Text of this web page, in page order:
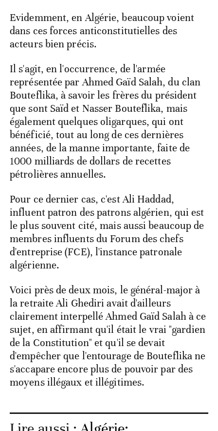
Evidemment, en Algérie, beaucoup voient
dans ces forces anticonstitutielles des
acteurs bien précis.
Il s'agit, en l'occurrence, de l'armée
représentée par Ahmed Gaïd Salah, du clan
Bouteflika, à savoir les frères du président
que sont Saïd et Nasser Bouteflika, mais
également quelques oligarques, qui ont
bénéficié, tout au long de ces dernières
années, de la manne importante, faite de
1000 milliards de dollars de recettes
pétrolières annuelles.
Pour ce dernier cas, c'est Ali Haddad,
influent patron des patrons algérien, qui est
le plus souvent cité, mais aussi beaucoup de
membres influents du Forum des chefs
d'entreprise (FCE), l'instance patronale
algérienne.
Voici près de deux mois, le général-major à
la retraite Ali Ghediri avait d'ailleurs
clairement interpellé Ahmed Gaïd Salah à ce
sujet, en affirmant qu'il était le vrai "gardien
de la Constitution" et qu'il se devait
d'empêcher que l'entourage de Bouteflika ne
s'accapare encore plus de pouvoir par des
moyens illégaux et illégitimes.